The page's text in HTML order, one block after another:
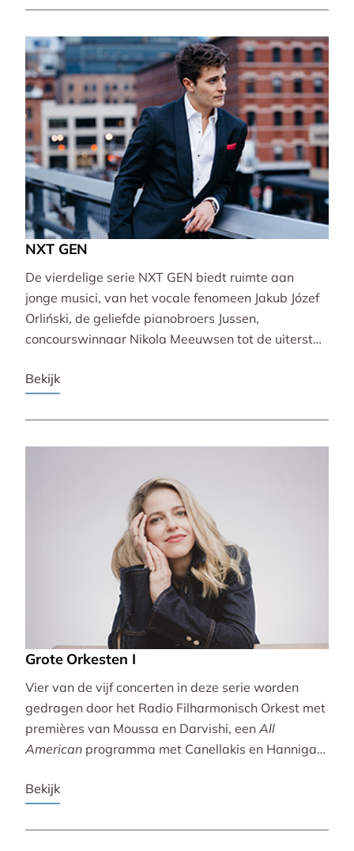
opera’s tekenen het Radio Filharmonisch Orkest en
NXT GEN
De vierdelige serie NXT GEN biedt ruimte aan
jonge musici, van het vocale fenomeen Jakub Józef
Orliński, de geliefde pianobroers Jussen,
concourswinnaar Nikola Meeuwsen tot de uiterst
programma’s van barok tot wereldpremière.
Bekijk
Grote Orkesten I
Vier van de vijf concerten in deze serie worden
gedragen door het Radio Filharmonisch Orkest met
premières van Moussa en Darvishi, een All
American programma met Canellakis en Hannigan
Amerikaans slagwerk.
Bekijk